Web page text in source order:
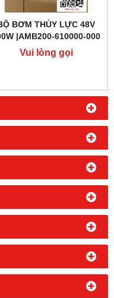
BƠM THỦY LỰC 48V
|AMB200-610000-000
Vui lòng gọi